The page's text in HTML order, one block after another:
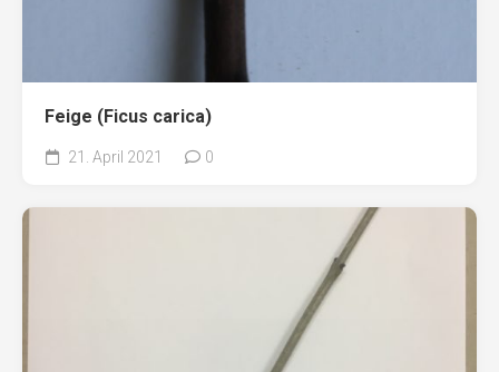
Feige (Ficus carica)
21. April 2021 0